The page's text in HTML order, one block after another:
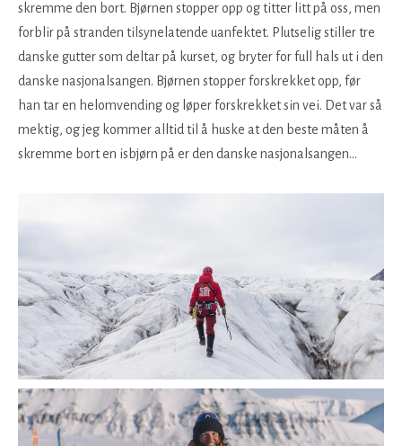
skremme den bort. Bjørnen stopper opp og titter litt på oss, men
forblir på stranden tilsynelatende uanfektet. Plutselig stiller tre
danske gutter som deltar på kurset, og bryter for full hals ut i den
danske nasjonalsangen. Bjørnen stopper forskrekket opp, før
han tar en helomvending og løper forskrekket sin vei. Det var så
mektig, og jeg kommer alltid til å huske at den beste måten å
skremme bort en isbjørn på er den danske nasjonalsangen...